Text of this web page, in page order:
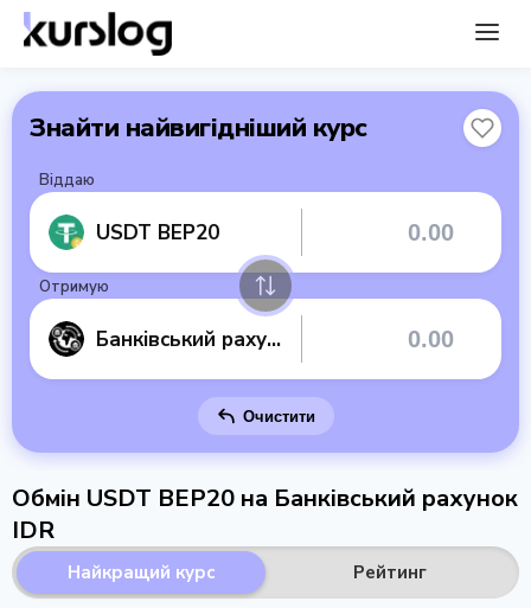
Знайти найвигідніший курс
Віддаю
USDT BEP20
Отримую
Банківський рахунок IDR
Очистити
Обмін USDT BEP20 на Банківський рахунок
IDR
Найкращий курс Рейтинг